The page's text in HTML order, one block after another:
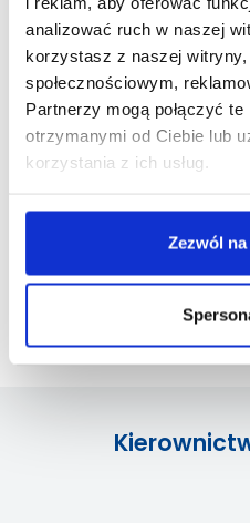
analizować ruch w naszej
korzystasz z naszej
społecznościowym,
Partnerzy mogą połączyć
otrzymanymi od Ciebie lub
korzystania z ich usług.
Zezwól
Konsultacje nauczycieli
Programy kształcenia - karty
Praktyki zawodowe
Wychowanie Fizyczne